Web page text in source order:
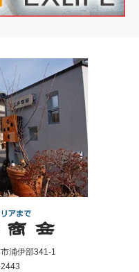
浦伊部341-1